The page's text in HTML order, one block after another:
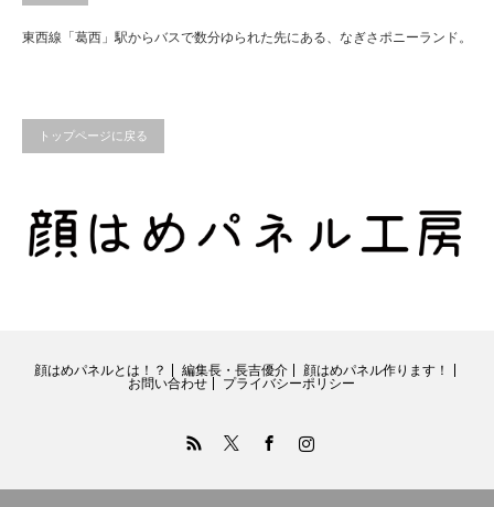
東西線「葛西」駅からバスで数分ゆられた先にある、なぎさポニーランド。
トップページに戻る
顔はめパネルとは！？ 編集長・長吉優介
顔はめパネル作ります！
お問い合わせ
プライバシーポリシー
FacebookInstagram